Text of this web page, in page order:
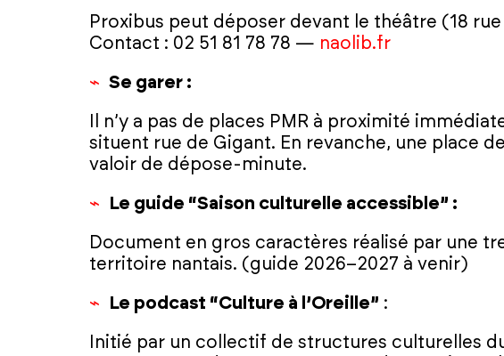
Proxibus peut déposer devant le théâtre (18
Contact : 02 51 81 78 78 — naolib.fr
Se garer :
Il n’y a pas de places PMR à proximité
situent rue de Gigant. En revanche, une place
valoir de dépose-minute.
Le guide “Saison culturelle accessible” :
Document en gros caractères réalisé par une
territoire nantais. (guide 2026–2027 à venir)
Le podcast “Culture à l’Oreille” :
Initié par un collectif de structures culturelles